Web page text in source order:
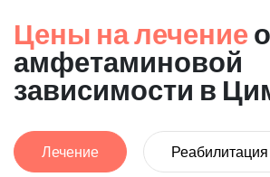
Цены на лечение
амфетаминовой
зависимости в
Лечение Реабилитация